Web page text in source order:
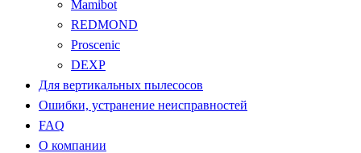
Mamibot
REDMOND
Proscenic
DEXP
Для вертикальных пылесосов
Ошибки, устранение неисправностей
FAQ
О компании